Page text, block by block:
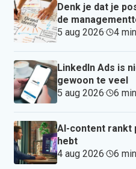
Denk je dat je
de
5 aug 2026· 4 min
LinkedIn Ads is
gewoon te veel
5 aug 2026· 6 min
AI-content rankt
hebt
4 aug 2026· 6 min